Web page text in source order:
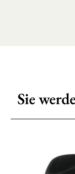
Sie